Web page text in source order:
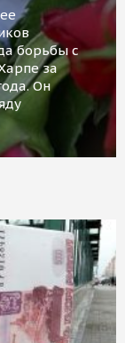
борьбы с
за
Он